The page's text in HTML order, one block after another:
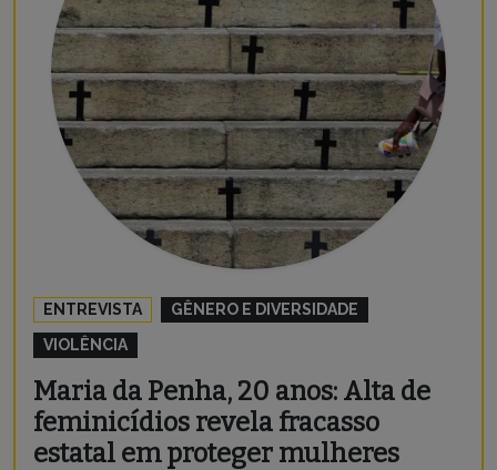
ENTREVISTA
GÊNERO E DIVERSIDADE
VIOLÊNCIA
Maria da Penha, 20 anos: Alta de
feminicídios revela fracasso
estatal em proteger mulheres